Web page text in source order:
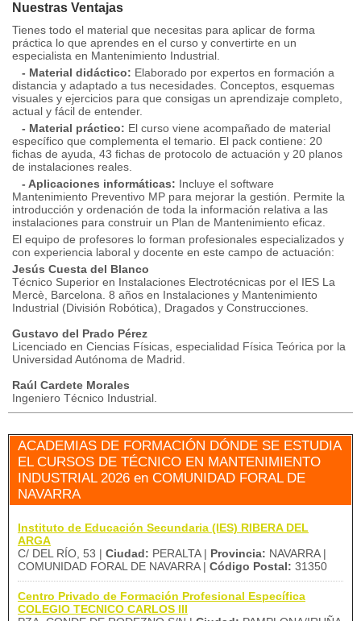
Nuestras Ventajas
Tienes todo el material que necesitas para aplicar de forma
práctica lo que aprendes en el curso y convertirte en un
especialista en Mantenimiento Industrial.
- Material didáctico: Elaborado por expertos en formación a
distancia y adaptado a tus necesidades. Conceptos, esquemas
visuales y ejercicios para que consigas un aprendizaje completo,
actual y fácil de entender.
- Material práctico: El curso viene acompañado de material
específico que complementa el temario. El pack contiene: 20
fichas de ayuda, 43 fichas de protocolo de actuación y 20 planos
de instalaciones reales.
- Aplicaciones informáticas: Incluye el software
Mantenimiento Preventivo MP para mejorar la gestión. Permite la
introducción y ordenación de toda la información relativa a las
instalaciones para construir un Plan de Mantenimiento eficaz.
El equipo de profesores lo forman profesionales especializados y
con experiencia laboral y docente en este campo de actuación:
Jesús Cuesta del Blanco
Técnico Superior en Instalaciones Electrotécnicas por el IES La
Mercè, Barcelona. 8 años en Instalaciones y Mantenimiento
Industrial (División Robótica), Dragados y Construcciones.
Gustavo del Prado Pérez
Licenciado en Ciencias Físicas, especialidad Física Teórica por la
Universidad Autónoma de Madrid.
Raúl Cardete Morales
Ingeniero Técnico Industrial.
ACADEMIAS DE FORMACIÓN DÓNDE SE ESTUDIA
EL CURSOS DE TÉCNICO EN MANTENIMIENTO
INDUSTRIAL 2026 en COMUNIDAD FORAL DE
NAVARRA
Instituto de Educación Secundaria (IES) RIBERA DEL
ARGA
C/ DEL RÍO, 53 | Ciudad: PERALTA | Provincia: NAVARRA |
COMUNIDAD FORAL DE NAVARRA | Código Postal: 31350
Centro Privado de Formación Profesional Específica
COLEGIO TECNICO CARLOS III